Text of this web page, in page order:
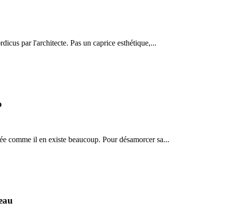
par l'architecte. Pas un caprice esthétique,...
comme il en existe beaucoup. Pour désamorcer sa...